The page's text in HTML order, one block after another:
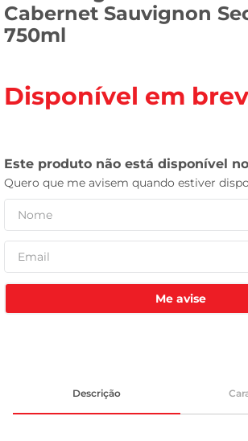
Cabernet Sauvignon
750ml
Disponível em
Me avise
Descrição
cerveja
vinho
celular